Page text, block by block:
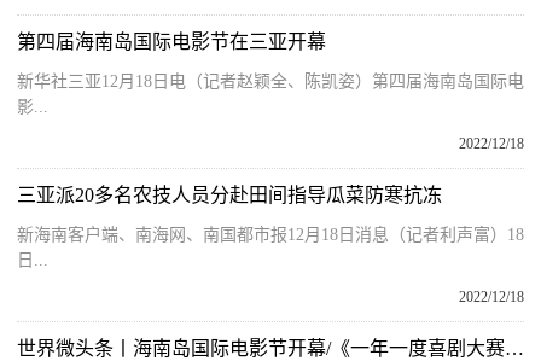
第四届海南岛国际电影节在三亚开幕
新华社三亚12月18日电（记者赵颖全、陈凯姿）第四届海南岛国际电
影...
2022/12/18
三亚派20多名农技人员分赴田间指导瓜菜防寒抗冻
新海南客户端、南海网、南国都市报12月18日消息（记者利声富）18
日...
2022/12/18
世界微头条丨海南岛国际电影节开幕/《一年一度喜剧大赛2》收官/《冰冻星球II》12月17日上线/Netflix将拍摄真人版《城市猎人》……